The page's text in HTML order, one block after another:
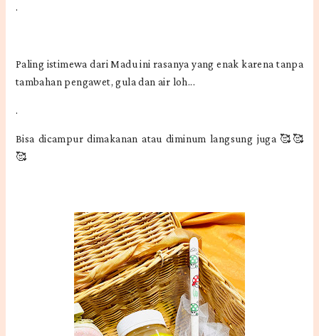
.
Paling istimewa dari Madu ini rasanya yang enak karena tanpa
tambahan pengawet, gula dan air loh...
.
Bisa dicampur dimakanan atau diminum langsung juga 🥰🥰
🥰